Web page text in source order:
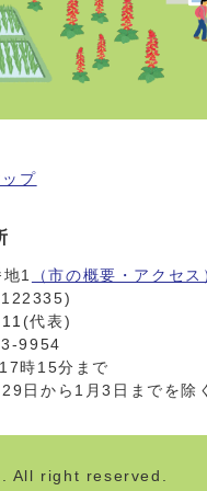
プ
1
（市の概要・アクセス
(代表)
9954
時15分まで
日から1月3日までを除
All right reserved.